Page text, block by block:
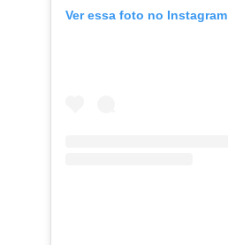
Ver essa foto no Instagram